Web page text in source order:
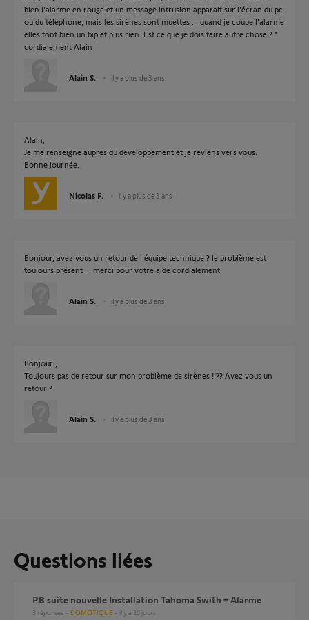
bien l'alarme en rouge et un message intrusion apparait sur l'écran du pc
ou du téléphone, mais les sirènes sont muettes ... quand je coupe l'alarme
elles font bien un bip et plus rien. Est ce que je dois faire autre chose ? *
cordialement Alain
Alain S. il y a plus de 3 ans
Alain,
Je me renseigne aupres du developpement et je reviens vers vous.
Bonne journée.
Nicolas F. il y a plus de 3 ans
Bonjour, avez vous un retour de l'équipe technique ? le problème est
toujours présent ... merci pour votre aide cordialement
Alain S. il y a plus de 3 ans
Bonjour ,
Toujours pas de retour sur mon problème de sirènes !!?? Avez vous un
retour ?
Alain S. il y a plus de 3 ans
Questions liées
PB suite nouvelle Installation Tahoma Swith + Alarme
3 réponses DOMOTIQUE il y a 20 jours